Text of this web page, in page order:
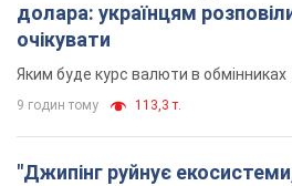
долара: українцям
очікувати
Яким буде курс валюти в обмінниках
9 годин тому 113,3 т.
"Джипінг руйнує